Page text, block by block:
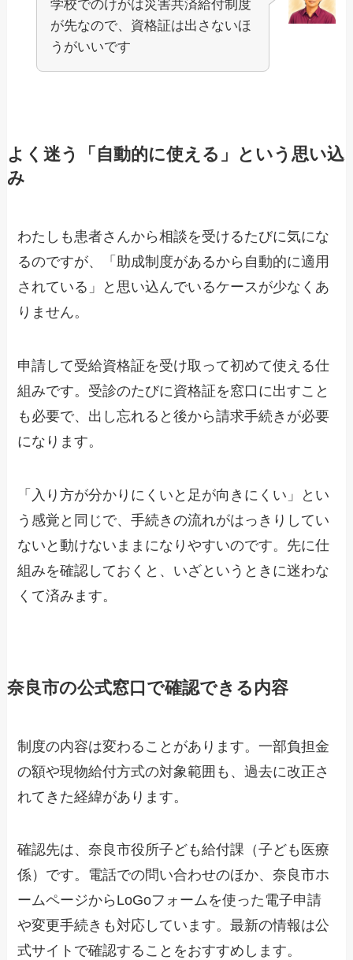
学校でのけがは災害共済給付制度
が先なので、資格証は出さないほ
うがいいです
よく迷う「自動的に使える」という思い込
み
わたしも患者さんから相談を受けるたびに気にな
るのですが、「助成制度があるから自動的に適用
されている」と思い込んでいるケースが少なくあ
りません。
申請して受給資格証を受け取って初めて使える仕
組みです。受診のたびに資格証を窓口に出すこと
も必要で、出し忘れると後から請求手続きが必要
になります。
「入り方が分かりにくいと足が向きにくい」とい
う感覚と同じで、手続きの流れがはっきりしてい
ないと動けないままになりやすいのです。先に仕
組みを確認しておくと、いざというときに迷わな
くて済みます。
奈良市の公式窓口で確認できる内容
制度の内容は変わることがあります。一部負担金
の額や現物給付方式の対象範囲も、過去に改正さ
れてきた経緯があります。
確認先は、奈良市役所子ども給付課（子ども医療
係）です。電話での問い合わせのほか、奈良市ホ
ームページからLoGoフォームを使った電子申請
や変更手続きも対応しています。最新の情報は公
式サイトで確認することをおすすめします。